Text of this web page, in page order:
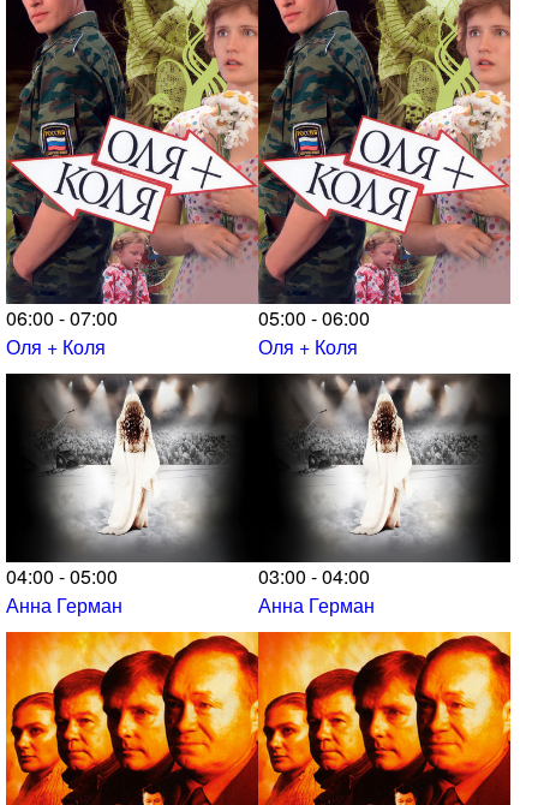
06:00 - 07:00
Оля + Коля
05:00 - 06:00
Оля + Коля
04:00 - 05:00
Анна Герман
03:00 - 04:00
Анна Герман